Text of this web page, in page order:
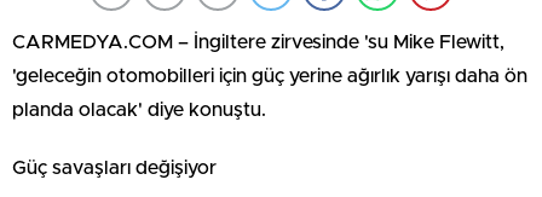
CARMEDYA.COM – İngiltere zirvesinde 'su Mike Flewitt,
'geleceğin otomobilleri için güç yerine ağırlık yarışı daha ön
planda olacak' diye konuştu.
Güç savaşları değişiyor